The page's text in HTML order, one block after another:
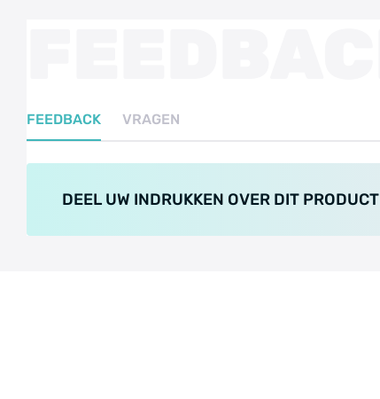
FEEDBACK VRAGEN
DEEL UW INDRUKKEN OVER DIT PRODUCT